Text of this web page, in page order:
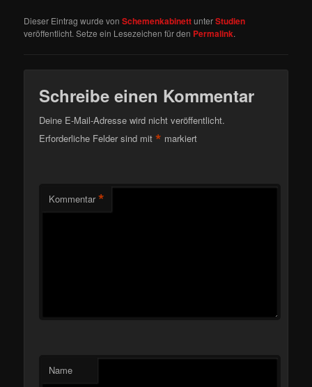
Dieser Eintrag wurde vonSchemenkabinettunterStudien
veröffentlicht. Setze ein Lesezeichen für den Permalink.
Schreibe einen Kommentar
Deine E-Mail-Adresse wird nicht veröffentlicht.
Erforderliche Felder sind mit* markiert
Kommentar *
Name